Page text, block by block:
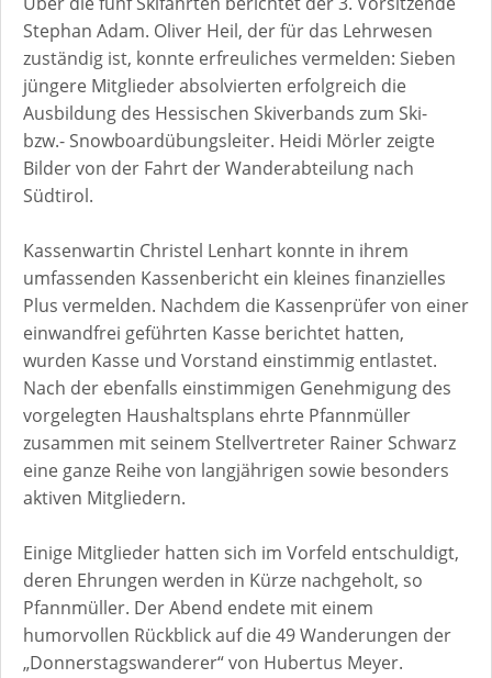
Stephan Adam. Oliver Heil, der für das Lehrwesen
zuständig ist, konnte erfreuliches vermelden: Sieben
jüngere Mitglieder absolvierten erfolgreich die
Ausbildung des Hessischen Skiverbands zum Ski-
bzw.- Snowboardübungsleiter. Heidi Mörler zeigte
Bilder von der Fahrt der Wanderabteilung nach
Südtirol.
Kassenwartin Christel Lenhart konnte in ihrem
umfassenden Kassenbericht ein kleines finanzielles
Plus vermelden. Nachdem die Kassenprüfer von einer
einwandfrei geführten Kasse berichtet hatten,
wurden Kasse und Vorstand einstimmig entlastet.
Nach der ebenfalls einstimmigen Genehmigung des
vorgelegten Haushaltsplans ehrte Pfannmüller
zusammen mit seinem Stellvertreter Rainer Schwarz
eine ganze Reihe von langjährigen sowie besonders
aktiven Mitgliedern.
Einige Mitglieder hatten sich im Vorfeld entschuldigt,
deren Ehrungen werden in Kürze nachgeholt, so
Pfannmüller. Der Abend endete mit einem
humorvollen Rückblick auf die 49 Wanderungen der
„Donnerstagswanderer“ von Hubertus Meyer.